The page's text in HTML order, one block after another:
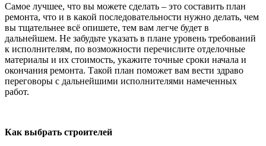
Самое лучшее, что вы можете сделать – это составить план
ремонта, что и в какой последовательности нужно делать, чем
вы тщательнее всё опишете, тем вам легче будет в
дальнейшем. Не забудьте указать в плане уровень требований
к исполнителям, по возможности перечислите отделочные
материалы и их стоимость, укажите точные сроки начала и
окончания ремонта. Такой план поможет вам вести здраво
переговоры с дальнейшими исполнителями намеченных
работ.
Как выбрать строителей